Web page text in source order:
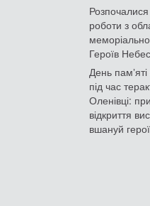
Розпочалися
роботи з
Героїв
День
під час
Оленівці:
відкриття
вшануй